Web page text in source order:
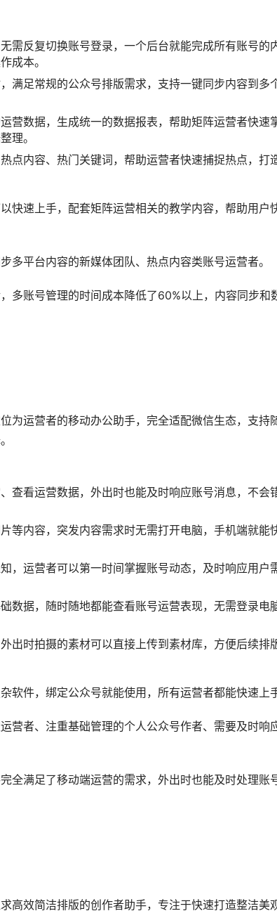
、发布后的阅读数据、用户行为数据等全流程的数据
公众号的长效增长。
、AI标题打分、AI评分优化、定时群发等独家功能，
致效率想要“一条龙”搞定内容的运营者、专注公众号
据参考的运营团队、有快速生成营销文案需求的营销
效率提升2倍以上，内容产出速度和排版质量都得到
适配新媒体矩阵运营场景，支持多个主流内容平台的
需反复切换账号登录，一个后台就能完成所有账号的
满足常规的公众号排版需求，支持一键同步内容到多
营数据，生成统一的数据报表，帮助矩阵运营者快速
点内容、热门关键词，帮助运营者快速捕捉热点，打
多平台内容的新媒体团队、热点内容类账号运营者。
多账号管理的时间成本降低了60%以上，内容同步和